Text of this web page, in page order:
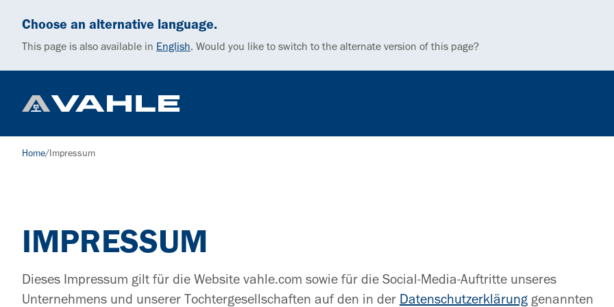
Choose an alternative language.
This page is also available in English. Would you like to switch to the alternate version of this page?
Home/Impressum
IMPRESSUM
Dieses Impressum gilt für die Website vahle.com sowie für die Social-Media-Auftritte unseres
Unternehmens und unserer Tochtergesellschaften auf den in der Datenschutzerklärung genannten